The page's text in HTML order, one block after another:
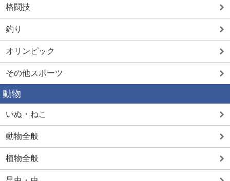
格闘技
釣り
オリンピック
その他スポーツ
動物
いぬ・ねこ
動物全般
植物全般